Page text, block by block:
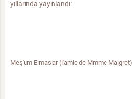
yıllarında yayınlandı:
Meş'um Elmaslar (l'amie de Mmme Maigret)